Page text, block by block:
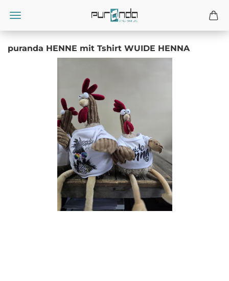
puranda HENNE mit Tshirt WUIDE HENNA